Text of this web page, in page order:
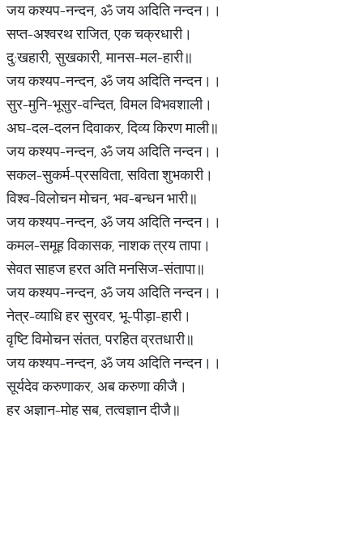
जय कश्यप-नन्दन, ॐ जय अदिति नन्दन।।
सप्त-अश्वरथ राजित, एक चक्रधारी।
दु:खहारी, सुखकारी, मानस-मल-हारी॥
जय कश्यप-नन्दन, ॐ जय अदिति नन्दन।।
सुर-मुनि-भूसुर-वन्दित, विमल विभवशाली।
अघ-दल-दलन दिवाकर, दिव्य किरण माली॥
जय कश्यप-नन्दन, ॐ जय अदिति नन्दन।।
सकल-सुकर्म-प्रसविता, सविता शुभकारी।
विश्व-विलोचन मोचन, भव-बन्धन भारी॥
जय कश्यप-नन्दन, ॐ जय अदिति नन्दन।।
कमल-समूह विकासक, नाशक त्रय तापा।
सेवत साहज हरत अति मनसिज-संतापा॥
जय कश्यप-नन्दन, ॐ जय अदिति नन्दन।।
नेत्र-व्याधि हर सुरवर, भू-पीड़ा-हारी।
वृष्टि विमोचन संतत, परहित व्रतधारी॥
जय कश्यप-नन्दन, ॐ जय अदिति नन्दन।।
सूर्यदेव करुणाकर, अब करुणा कीजै।
हर अज्ञान-मोह सब, तत्वज्ञान दीजै॥